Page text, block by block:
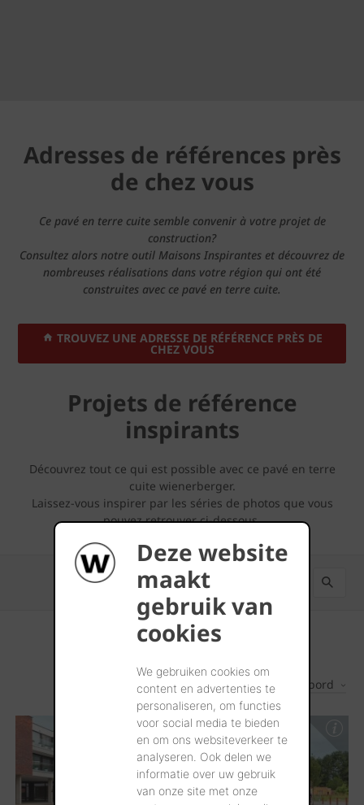
Deze website
maakt
gebruik van
cookies
We gebruiken cookies om
content en advertenties te
personaliseren, om functies
voor social media te bieden
en om ons websiteverkeer te
analyseren. Ook delen we
informatie over uw gebruik
van onze site met onze
Adresses de références près
de chez vous
Ce pavé en terre cuite semble convenir à votre projet de
construction?
Consultez alors notre outil Maisons Inspirantes et découvrez de
nombreuses réalisations dans votre région qui ont été
construites avec ce pavé en terre cuite.
TROUVEZ UNE ADRESSE DE RÉFÉRENCE PRÈS DE
CHEZ VOUS
Projets de référence
inspirants
Découvrez tout ce qui est possible avec ce pavé en terre
cuite wienerberger.
Laissez-vous inspirer par les séries de photos que vous
pouvez retrouver ci-dessous.
Résultats Les plus récents d'abord